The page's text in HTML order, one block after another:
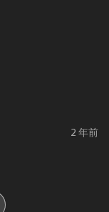
2 年前